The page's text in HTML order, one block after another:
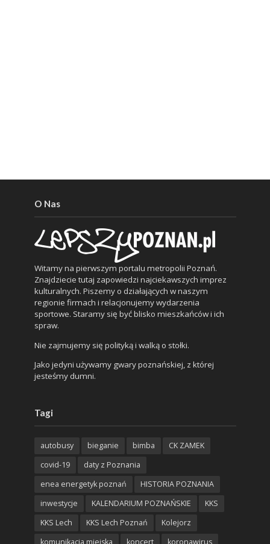
O Nas
Witamy na pierwszym portalu metropolii Poznań.
Znajdziecie tutaj zapowiedzi najciekawszych imprez
kulturalnych. Piszemy o działających w naszym
regionie firmach i relacjonujemy wydarzenia
sportowe. Staramy się być blisko mieszkańców i ich
spraw.
Nie zajmujemy się polityką i walką o stołki.
Jako jedyni używamy gwary poznańskiej, z której
jesteśmy dumni.
Tagi
autobusy bieganie bimba
CK ZAMEK
covid-19
daty z Poznania
enea energetyk poznań
HISTORIA POZNANIA
inwestycje
KALENDARIUM POZNAŃSKIE
KKS
KKS Lech
KKS Lech Poznań
Kolejorz